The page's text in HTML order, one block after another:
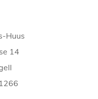
Huus
14